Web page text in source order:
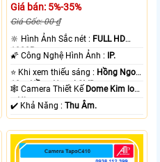
Giá bán: 5%-35%
Giá Gốc: 00 ₫
🔆 Hình Ảnh Sắc nét : FULL HD
1080P .
🌠 Công Nghệ Hình Ảnh :
IP.
⭐ Khi xem thiếu sáng : Hồng Ngoại
10m Hồng Ngoại SMD.
🕸️ Camera Thiết Kế Dome Kim loại
+ Nhựa.
️✔️ Khả Năng :Thu Âm.